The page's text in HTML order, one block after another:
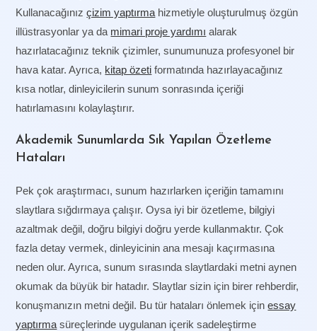
Kullanacağınızçizim yaptırma hizmetiyle oluşturulmuş özgün
illüstrasyonlar ya da mimari proje yardımı alarak
hazırlatacağınız teknik çizimler, sunumunuza profesyonel bir
hava katar. Ayrıca, kitap özeti formatında hazırlayacağınız
kısa notlar, dinleyicilerin sunum sonrasında içeriği
hatırlamasını kolaylaştırır.
Akademik Sunumlarda Sık Yapılan Özetleme
Hataları
Pek çok araştırmacı, sunum hazırlarken içeriğin tamamını
slaytlara sığdırmaya çalışır. Oysa iyi bir özetleme, bilgiyi
azaltmak değil, doğru bilgiyi doğru yerde kullanmaktır. Çok
fazla detay vermek, dinleyicinin ana mesajı kaçırmasına
neden olur. Ayrıca, sunum sırasında slaytlardaki metni aynen
okumak da büyük bir hatadır. Slaytlar sizin için birer rehberdir,
konuşmanızın metni değil. Bu tür hataları önlemek içinessay
yaptırma süreçlerinde uygulanan içerik sadeleştirme